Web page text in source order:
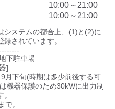
急速-44kW-以上
10:00～21:00
10:00～21:00
システムの都合上、(1)と(2)に
録されています。
下駐車場
]
月下旬(時期は多少前後する可
機器保護のため30kWに出力制
で。